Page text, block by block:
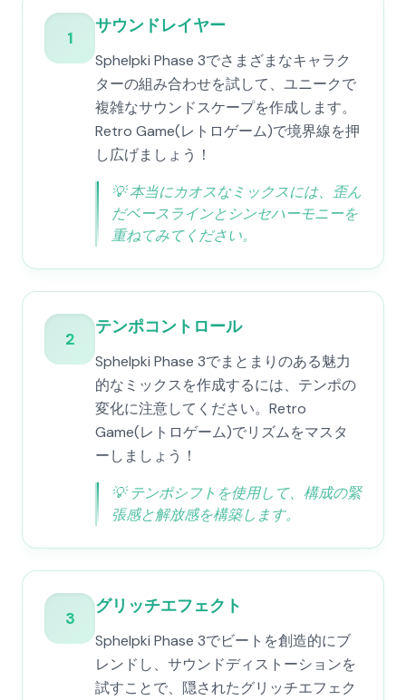
1
サウンドレイヤー
Sphelpki Phase 3でさまざまなキャラク
ターの組み合わせを試して、ユニークで
複雑なサウンドスケープを作成します。
Retro Game(レトロゲーム)で境界線を押
し広げましょう！
💡本当にカオスなミックスには、歪ん
だベースラインとシンセハーモニーを
重ねてみてください。
2
テンポコントロール
Sphelpki Phase 3でまとまりのある魅力
的なミックスを作成するには、テンポの
変化に注意してください。Retro
Game(レトロゲーム)でリズムをマスタ
ーしましょう！
💡テンポシフトを使用して、構成の緊
張感と解放感を構築します。
3
グリッチエフェクト
Sphelpki Phase 3でビートを創造的にブ
レンドし、サウンドディストーションを
試すことで、隠されたグリッチエフェク